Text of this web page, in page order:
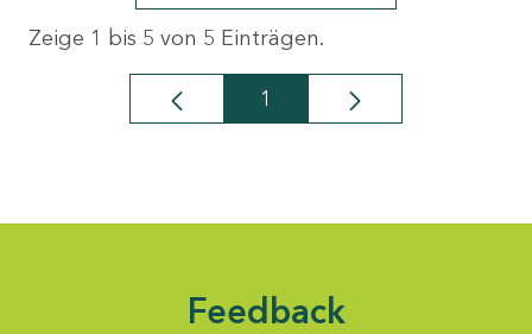
Zeige 1 bis 5 von 5 Einträgen.
Seite
1
Feedback